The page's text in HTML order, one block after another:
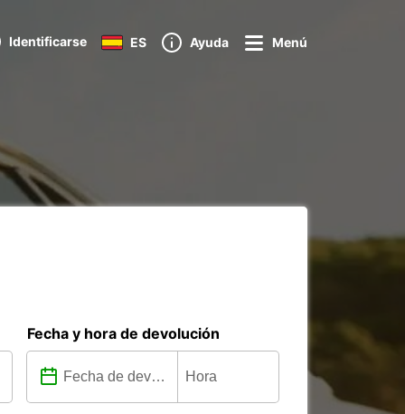
Identificarse ES Ayuda Menú
Fecha y hora de devolución